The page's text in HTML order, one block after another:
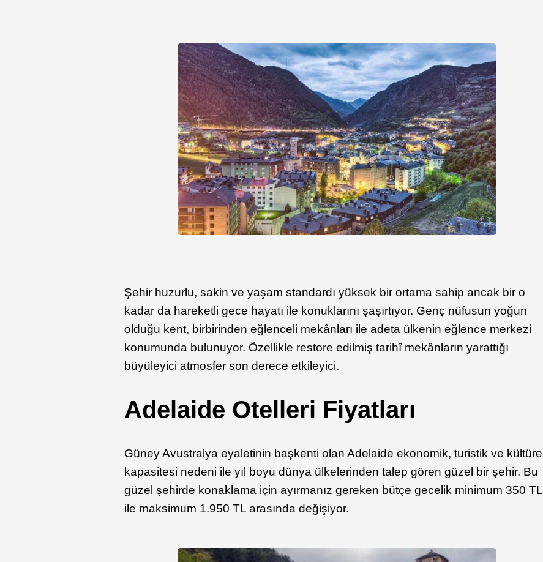
Şehir huzurlu, sakin ve yaşam standardı yüksek bir ortama sahip ancak bir o
kadar da hareketli gece hayatı ile konuklarını şaşırtıyor. Genç nüfusun yoğun
olduğu kent, birbirinden eğlenceli mekânları ile adeta ülkenin eğlence merkezi
konumunda bulunuyor. Özellikle restore edilmiş tarihî mekânların yarattığı
büyüleyici atmosfer son derece etkileyici.
Adelaide Otelleri Fiyatları
Güney Avustralya eyaletinin başkenti olan Adelaide ekonomik, turistik ve kültürel
kapasitesi nedeni ile yıl boyu dünya ülkelerinden talep gören güzel bir şehir. Bu
güzel şehirde konaklama için ayırmanız gereken bütçe gecelik minimum 350 TL
ile maksimum 1.950 TL arasında değişiyor.